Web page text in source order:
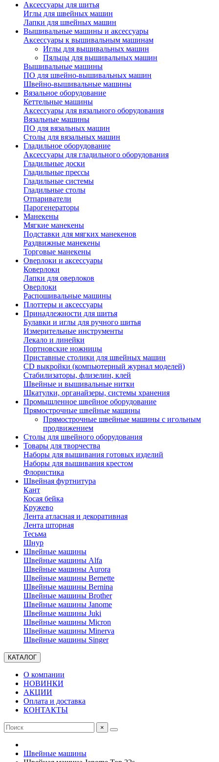
Аксессуары для шитья
Иглы для швейных машин
Лапки для швейных машин
Вышивальные машины и аксессуары
Аксессуары к вышивальным машинам
Иглы для вышивальных машин
Пяльцы для вышивальных машин
Вышивальные машины
ПО для швейно-вышивальных машин
Швейно-вышивальные машины
Вязальное оборудование
Кеттельные машины
Аксессуары для вязального оборудования
Вязальные машины
ПО для вязальных машин
Столы для вязальных машин
Гладильное оборудование
Аксессуары для гладильного оборудования
Гладильные доски
Гладильные прессы
Гладильные системы
Гладильные столы
Отпариватели
Парогенераторы
Манекены
Мягкие манекены
Подставки для мягких манекенов
Раздвижные манекены
Торговые манекены
Оверлоки и аксессуары
Коверлоки
Лапки для оверлоков
Оверлоки
Распошивальные машины
Плоттеры и аксессуары
Принадлежности для шитья
Булавки и иглы для ручного шитья
Измерительные инструменты
Лекало и линейки
Портновские ножницы
Приставные столики для швейных машин
СD выкройки (компьютерный журнал моделей)
Стабилизаторы, флизелин, клей
Швейные и вышивальные нитки
Шкатулки, органайзеры, системы хранения
Промышленное швейное оборудование
Прямострочные швейные машины
Прямострочные швейные машины с игольным
продвижением
Столы для швейного оборудования
Товары для творчества
Наборы для вышивания готовых изделий
Наборы для вышивания крестом
Флористика
Швейная фуртнитура
Кант
Косая бейка
Кружево
Лента aтласная и декоративная
Лента шторная
Тесьма
Шнур
Швейные машины
Швейные машины Alfa
Швейные машины Aurora
Швейные машины Bernette
Швейные машины Bernina
Швейные машины Brother
Швейные машины Janome
Швейные машины Juki
Швейные машины Micron
Швейные машины Minerva
Швейные машины Singer
КАТАЛОГ
О компании
НОВИНКИ
АКЦИИ
Оплата и доставка
КОНТАКТЫ
×
Швейные машины